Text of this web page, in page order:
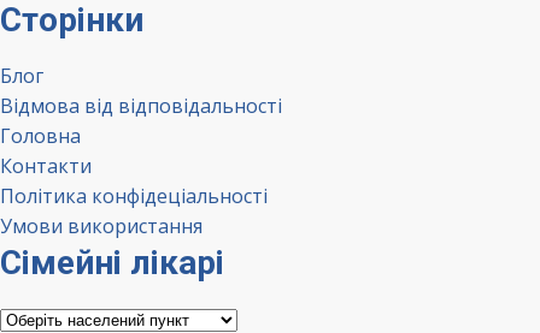
Сторінки
Блог
Відмова від відповідальності
Головна
Контакти
Політика конфідеціальності
Умови використання
Сімейні лікарі
Сімейні